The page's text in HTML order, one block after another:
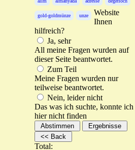
gold-goldmünze unze
Website
Ihnen
hilfreich?
Ja, sehr
All meine Fragen wurden auf
dieser Seite beantwortet.
Zum Teil
Meine Fragen wurden nur
teilweise beantwortet.
Nein, leider nicht
Das was ich suchte, konnte ich
hier nicht finden
Total: